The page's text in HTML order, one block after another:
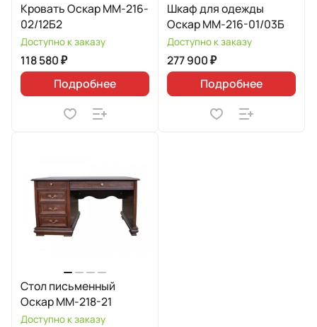
Кровать Оскар ММ-216-
02/12Б2
Доступно к заказу
118 580 ₽
Подробнее
Шкаф для одежды
Оскар ММ-216-01/03Б
Доступно к заказу
277 900 ₽
Подробнее
Стол письменный
Оскар ММ-218-21
Доступно к заказу